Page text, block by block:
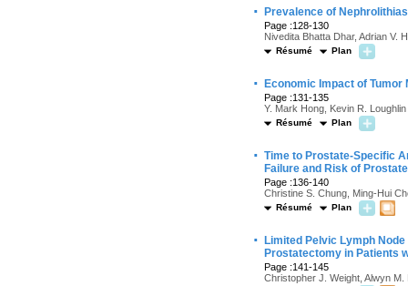
· Prevalence of
Page :128-130
Nivedita Bhatta Dhar, Adrian V.
Résumé Plan
· Economic Impact of
Page :131-135
Y. Mark Hong, Kevin R. Loughlin
Résumé Plan
· Time to Prostate-Specific
Failure and Risk of
Page :136-140
Christine S. Chung, Ming-Hui
Résumé Plan
·
Limited Pelvic Lymph
Prostatectomy in Patients
Page :141-145
Christopher J. Weight, Alwyn M.